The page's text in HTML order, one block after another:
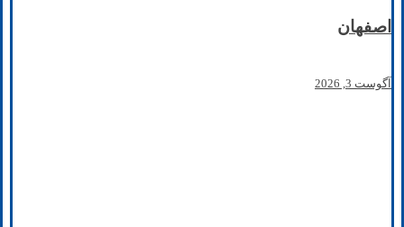
اصفهان
آگوست 3, 2026